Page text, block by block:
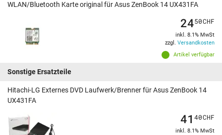
WLAN/Bluetooth Karte original für Asus ZenBook 14 UX431FA
Artikel verfügbar
2450CHF
inkl. 8.1% MwSt
zzgl. Versandkosten
Sonstige Ersatzteile
Hitachi-LG Externes DVD Laufwerk/Brenner für Asus ZenBook 14
UX431FA
41 40CHF
inkl. 8.1% MwSt